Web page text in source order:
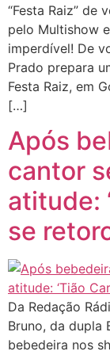
“Festa Raiz” de
pelo Multishow
imperdível! De
Prado prepara
Festa Raiz, em
[…]
Após
cantor
atitude:
se
Da Redação
Bruno, da dupla
bebedeira nos